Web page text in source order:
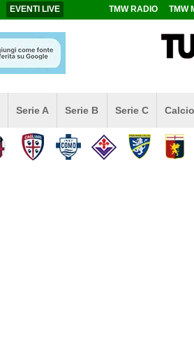
EVENTI LIVE TMW RADIO TMW
Serie A Serie B Serie C